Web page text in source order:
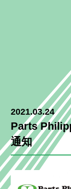
2021.03.24
Parts
通知